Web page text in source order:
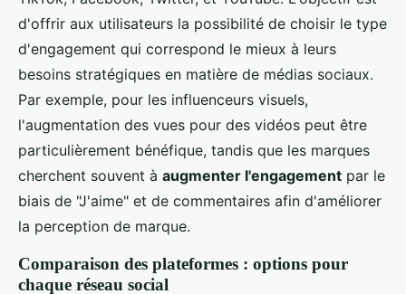
d'offrir aux utilisateurs la possibilité de choisir le type
d'engagement qui correspond le mieux à leurs
besoins stratégiques en matière de médias sociaux.
Par exemple, pour les influenceurs visuels,
l'augmentation des vues pour des vidéos peut être
particulièrement bénéfique, tandis que les marques
cherchent souvent à augmenter l'engagement par le
biais de "J'aime" et de commentaires afin d'améliorer
la perception de marque.
Comparaison des plateformes : options pour
chaque réseau social